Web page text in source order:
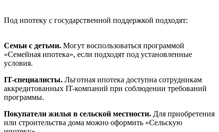
Под ипотеку с государственной поддержкой подходят:
Семьи с детьми. Могут воспользоваться программой
«Семейная ипотека», если подходят под установленные
условия.
IT-специалисты. Льготная ипотека доступна сотрудникам
аккредитованных IT-компаний при соблюдении требований
программы.
Покупатели жилья в сельской местности. Для приобретения
или строительства дома можно оформить «Сельскую